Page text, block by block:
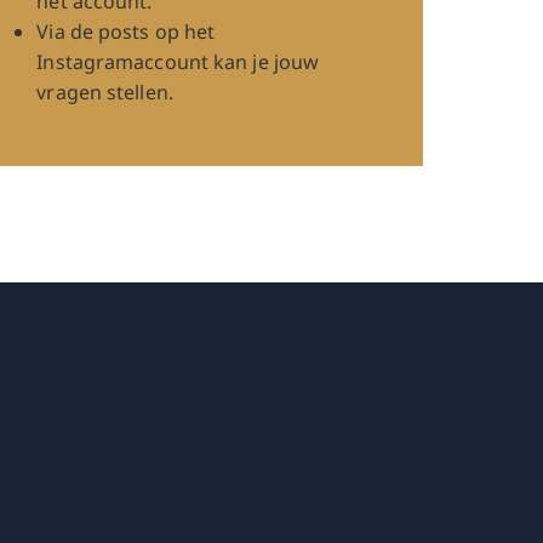
Via de posts op het
Instagramaccount kan je jouw
vragen stellen.